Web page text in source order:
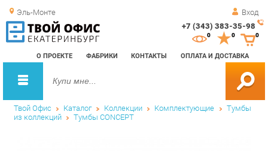
Эль-Монте Вход
+7 (343) 383-35-98
О ПРОЕКТЕ ФАБРИКИ КОНТАКТЫ ОПЛАТА И ДОСТАВКА
0 0
Твой Офис Каталог Коллекции Комплектующие Тумбы
из коллекций Тумбы CONCEPT